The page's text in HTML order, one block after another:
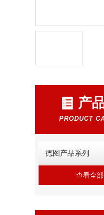
产
PRODUCT
德图产品系列
查看全